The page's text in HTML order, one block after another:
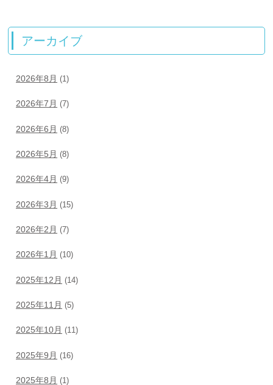
アーカイブ
2026年8月 (1)
2026年7月 (7)
2026年6月 (8)
2026年5月 (8)
2026年4月 (9)
2026年3月 (15)
2026年2月 (7)
2026年1月 (10)
2025年12月 (14)
2025年11月 (5)
2025年10月 (11)
2025年9月 (16)
2025年8月 (1)